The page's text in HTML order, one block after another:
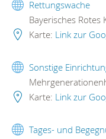
Rettungswache
Bayerisches
Karte: Link zur
Sonstige
Karte: Link zur
Tages- und